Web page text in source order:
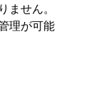
ません。
理が可能